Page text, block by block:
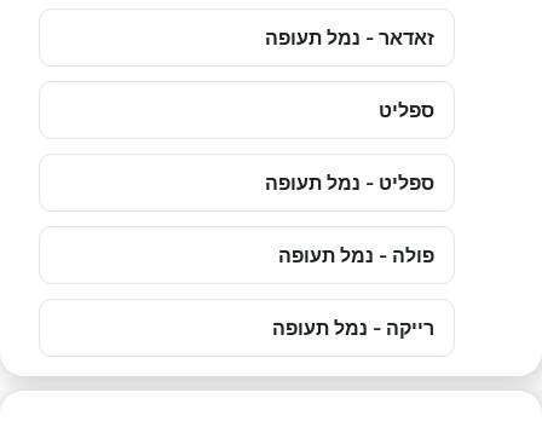
זאדאר - נמל תעופה
ספליט
ספליט - נמל תעופה
פולה - נמל תעופה
רייקה - נמל תעופה